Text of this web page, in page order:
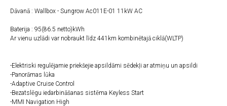
Dāvanā : Wallbox - Sungrow Ac011E-01 11kW AC
Baterija : 95(86.5 netto)kWh
Ar vienu uzlādi var nobraukt līdz 441km kombinētajā ciklā(WLTP)
-Elektriski regulējamie priekšejie apsildāmi sēdekļi ar atmiņu un apsildi
-Panorāmas lūka
-Adaptive Cruise Control
-Bezatslēgu iedarbināšanas sistēma Keyless Start
-MMI Navigation High